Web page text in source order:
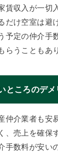
賃収入が一切
だけ空室は避
予定の仲介手
らうこともあ
ところのデメ
仲介業者も安
、売上を確保
手数料が安い